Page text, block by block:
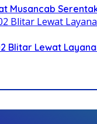
Musancab
Blitar Lewat